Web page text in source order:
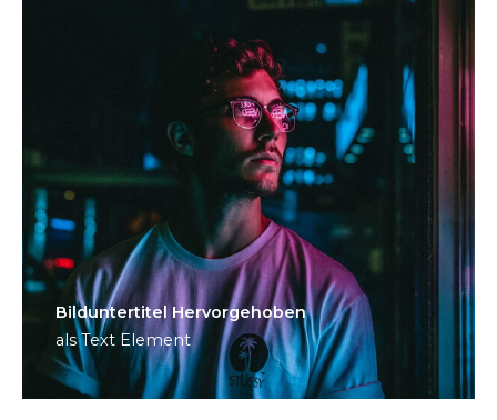
Bild­unter­titel Hervorgehoben
als Text Element